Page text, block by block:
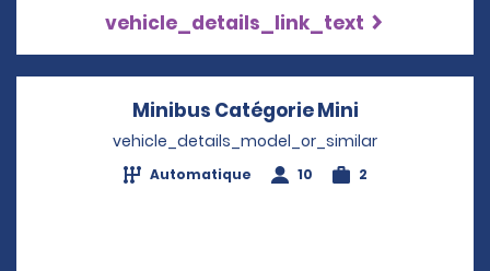
vehicle_details_link_text
Minibus Catégorie Mini
vehicle_details_model_or_similar
Automatique 10 2